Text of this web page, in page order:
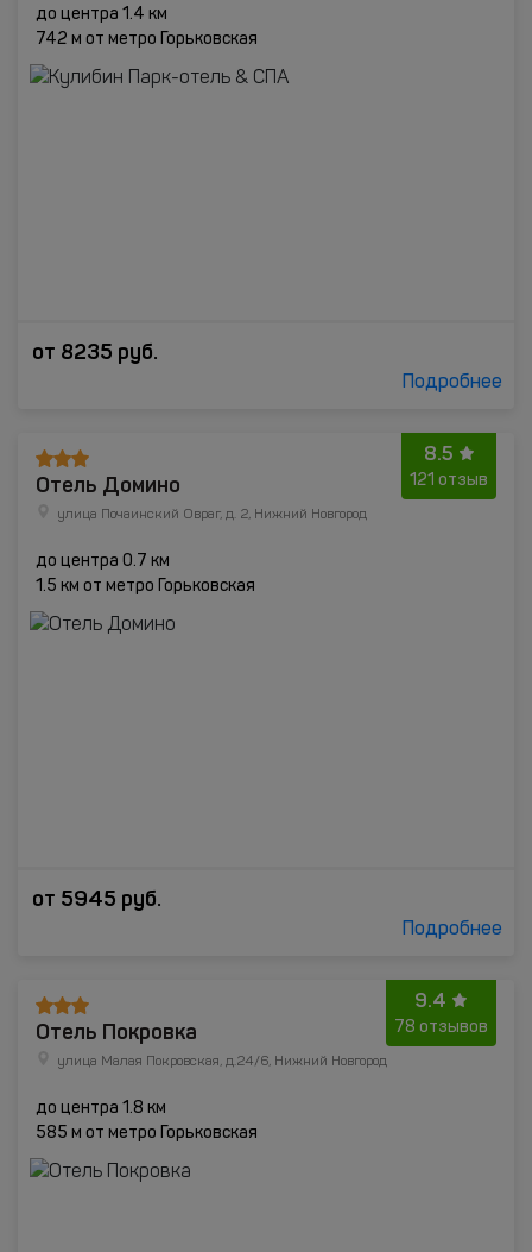
до центра 1.4 км
742 м от метро Горьковская
от 8235 руб.
Подробнее
8.5
121 отзыв
Отель Домино
улица Почаинский Овраг, д. 2, Нижний Новгород
до центра 0.7 км
1.5 км от метро Горьковская
от 5945 руб.
Подробнее
9.4
78 отзывов
Отель Покровка
улица Малая Покровская, д.24/6, Нижний Новгород
до центра 1.8 км
585 м от метро Горьковская